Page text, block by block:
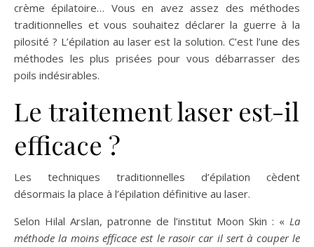
crème épilatoire… Vous en avez assez des méthodes
traditionnelles et vous souhaitez déclarer la guerre à la
pilosité ? L’épilation au laser est la solution. C’est l’une des
méthodes les plus prisées pour vous débarrasser des
poils indésirables.
Le traitement laser est-il
efficace ?
Les techniques traditionnelles d’épilation cèdent
désormais la place à l’épilation définitive au laser.
Selon Hilal Arslan, patronne de l’institut Moon Skin : « La
méthode la moins efficace est le rasoir car il sert à couper le